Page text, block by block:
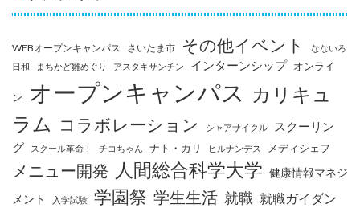
WEBオープンキャンパス さいたま市 その他イベント
なないろ
日和
まちかど雛めぐり アスタキサンチン インターンシップ オンライ
ン オープンキャンパス カリキュ
ラム コラボレーション シャアサイクル
スクーリン
グ
スクール革命！ チコちゃん ナト・カリ ヒルナンデス メディシェフ
メニュー開発 人間総合科学大学 健康情報マネジ
メント
入学試験 学園祭 学生生活 就職 就職ガイダン